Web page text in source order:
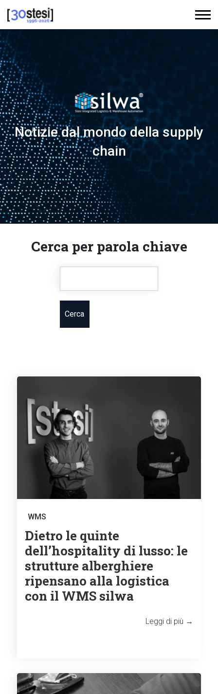
Notizie dal mondo della supply
chain
Cerca per parola chiave
WMS
Dietro le quinte
dell’hospitality di lusso: le
strutture alberghiere
ripensano alla logistica
con il WMS silwa
Leggi di più →